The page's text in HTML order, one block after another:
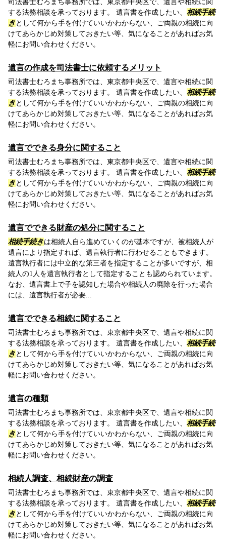
する法務相談を承っております。 遺言書を作成したい、 相続手続
きとして何から手を付けていいかわからない、ご両親の相続に向
けてあらかじめ対策しておきたい等、気になることがあればお気
軽にお問い合わせください。
遺言の作成を司法書士に依頼するメリット
司法書士むろまち事務所では、東京都中央区で、遺言や相続に関
する法務相談を承っております。 遺言書を作成したい、 相続手続
きとして何から手を付けていいかわからない、ご両親の相続に向
けてあらかじめ対策しておきたい等、気になることがあればお気
軽にお問い合わせください。
遺言でできる身分に関すること
司法書士むろまち事務所では、東京都中央区で、遺言や相続に関
する法務相談を承っております。 遺言書を作成したい、 相続手続
きとして何から手を付けていいかわからない、ご両親の相続に向
けてあらかじめ対策しておきたい等、気になることがあればお気
軽にお問い合わせください。
遺言でできる財産の処分に関すること
相続手続きは相続人自ら進めていくのが基本ですが、被相続人が
遺言により指定すれば、遺言執行者に行わせることもできます。
遺言執行者には中立的な第三者を指定することが多いですが、相
続人の1人を遺言執行者として指定することも認められています。
なお、遺言書上で子を認知した場合や相続人の廃除を行った場合
には、遺言執行者が必要...
遺言でできる相続に関すること
司法書士むろまち事務所では、東京都中央区で、遺言や相続に関
する法務相談を承っております。 遺言書を作成したい、 相続手続
きとして何から手を付けていいかわからない、ご両親の相続に向
けてあらかじめ対策しておきたい等、気になることがあればお気
軽にお問い合わせください。
遺言の種類
司法書士むろまち事務所では、東京都中央区で、遺言や相続に関
する法務相談を承っております。 遺言書を作成したい、 相続手続
きとして何から手を付けていいかわからない、ご両親の相続に向
けてあらかじめ対策しておきたい等、気になることがあればお気
軽にお問い合わせください。
相続人調査、相続財産の調査
司法書士むろまち事務所では、東京都中央区で、遺言や相続に関
する法務相談を承っております。 遺言書を作成したい、 相続手続
きとして何から手を付けていいかわからない、ご両親の相続に向
けてあらかじめ対策しておきたい等、気になることがあればお気
軽にお問い合わせください。